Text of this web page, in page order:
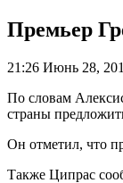
Премьер
21:26 Июнь 28,
По словам
страны
Он отметил, что
Также Ципрас